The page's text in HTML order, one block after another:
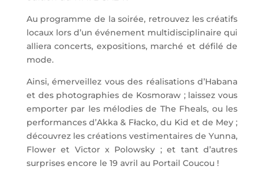
Au programme de la soirée, retrouvez les créatifs
locaux lors d’un événement multidisciplinaire qui
alliera concerts, expositions, marché et défilé de
mode.
Ainsi, émerveillez vous des réalisations d’Habana
et des photographies de Kosmoraw ; laissez vous
emporter par les mélodies de The Fheals, ou les
performances d’Akka & Fłacko, du Kid et de Mey ;
découvrez les créations vestimentaires de Yunna,
Flower et Victor x Polowsky ; et tant d’autres
surprises encore le 19 avril au Portail Coucou !